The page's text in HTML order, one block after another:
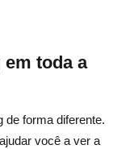
toda a
de forma diferente.
você a ver a